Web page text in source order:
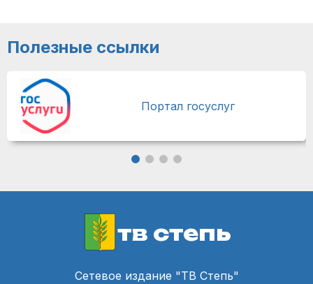
Полезные ссылки
Портал госуслуг
тв степь
Сетевое издание "ТВ Степь"